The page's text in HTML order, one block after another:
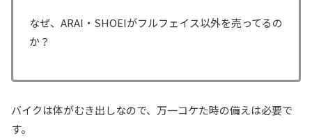
なぜ、ARAI・SHOEIがフルフェイス以外を売ってるの
か？
バイクは体がむき出しなので、万一コケた時の備えは必要で
す。